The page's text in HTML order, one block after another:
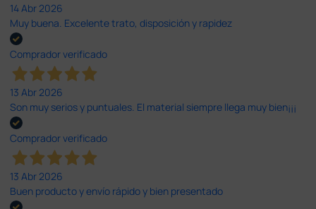
14 Abr 2026
Muy buena. Excelente trato, disposición y rapidez
Comprador verificado
13 Abr 2026
Son muy serios y puntuales. El material siempre llega muy bien¡¡¡
Comprador verificado
13 Abr 2026
Buen producto y envío rápido y bien presentado